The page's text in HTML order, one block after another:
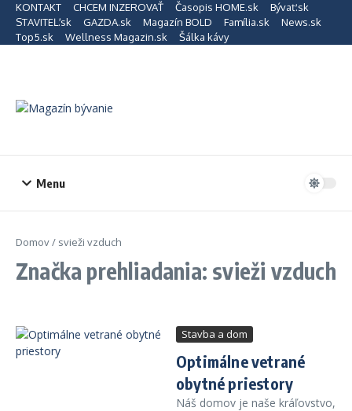
Preskočiť na obsah
KONTAKT CHCEM INZEROVAŤ Časopis HOME.sk
Bývať.sk
STAVITEĽ.sk
GAZDA.sk Magazín BOLD Família.sk
News.sk
Top5.sk
Wellness Magazin.sk Šálka kávy
Menu
Domov/ svieži vzduch
Značka prehliadania: svieži vzduch
Stavba a dom
Optimálne vetrané
obytné priestory
Náš domov je naše kráľovstvo,